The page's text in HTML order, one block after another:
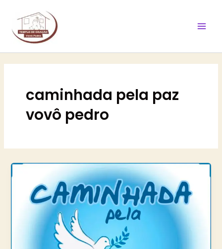
conteúdo
caminhada pela paz
vovô pedro